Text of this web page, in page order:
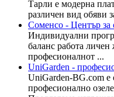
Тарли е модерна
различен вид обяви
Соменсо - Център за
Индивидуални
баланс работа
професионалнот ...
UniGarden -
UniGarden-BG.com е
професионално